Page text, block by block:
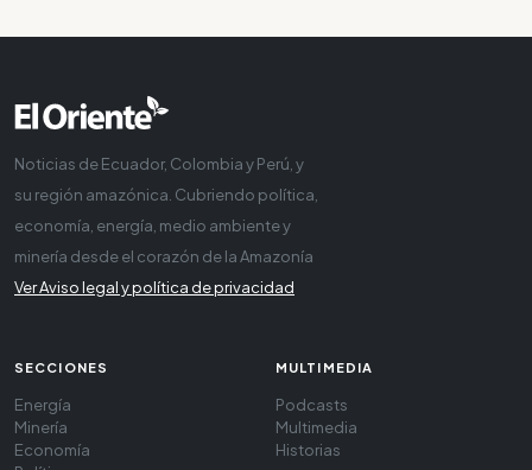
Noticias de Ecuador, Colombia y Perú, y
su región amazónica. Cubriendo política,
economía, energía, medio ambiente y
minería desde el corazón de la Amazonía
Ver Aviso legal y política de privacidad
SECCIONES
Energía
Minería
Economía
MULTIMEDIA
Podcasts
Multimedia
Historias